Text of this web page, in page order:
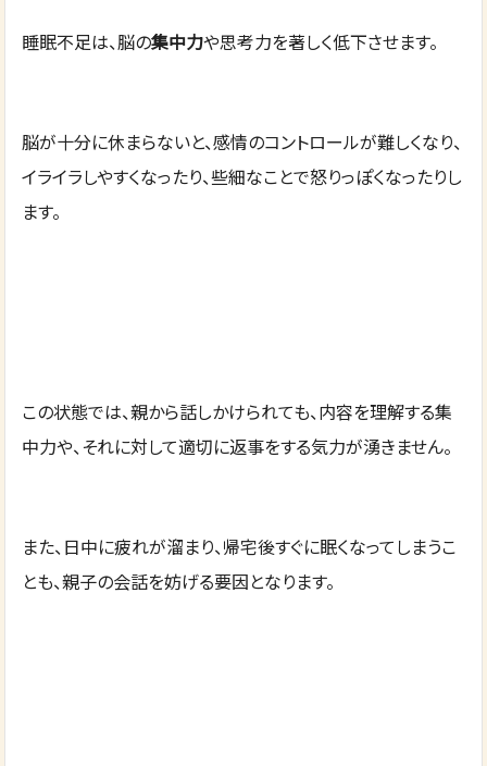
睡眠不足は、脳の集中力や思考力を著しく低下させます。
脳が十分に休まらないと、感情のコントロールが難しくなり、
イライラしやすくなったり、些細なことで怒りっぽくなったりし
ます。
この状態では、親から話しかけられても、内容を理解する集
中力や、それに対して適切に返事をする気力が湧きません。
また、日中に疲れが溜まり、帰宅後すぐに眠くなってしまうこ
とも、親子の会話を妨げる要因となります。